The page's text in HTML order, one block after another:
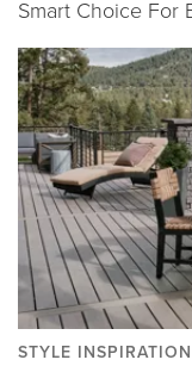
Smart Choice For
STYLE INSPIRATION